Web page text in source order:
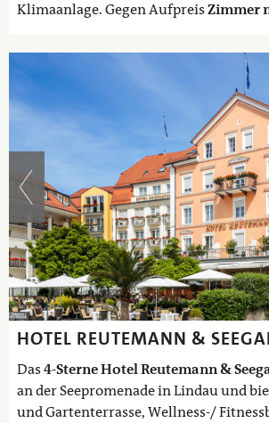
Klimaanlage. Gegen AufpreisZimmer
HOTEL REUTEMANN &
Das4-Sterne Hotel Reutemann &
an der Seepromenade in Lindau und
und Gartenterrasse, Wellness-/